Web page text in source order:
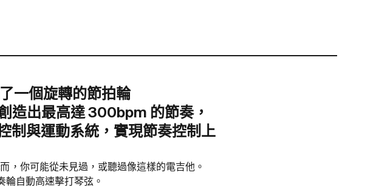
一個旋轉的節拍輪
造出最高達 300bpm 的節奏，
制與運動系統，實現節奏控制上
，你可能從未見過，或聽過像這樣的電吉他。
自動高速擊打琴弦。